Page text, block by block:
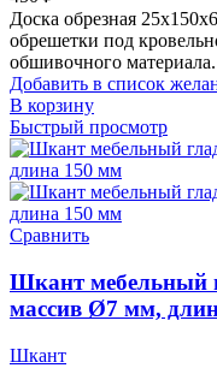
Доска обрезная
обрешетки под
обшивочного
Добавить в список
В корзину
Быстрый просмотр
Сравнить
Шкант мебельный
массив Ø7 мм,
Шкант